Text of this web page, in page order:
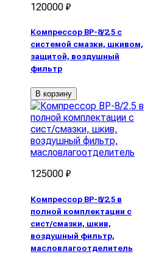
120000 ₽
Компрессор ВР-8/2.5 с
системой смазки, шкивом,
защитой, воздушный
фильтр
В корзину
125000 ₽
Компрессор ВР-8/2.5 в
полной комплектации с
сист/смазки, шкив,
воздушный фильтр,
масловлагоотделитель